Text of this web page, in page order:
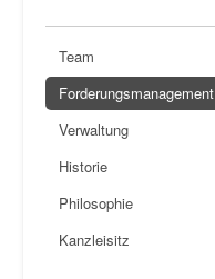
Kanzlei
Anwälte
Team
Forderungsmanagement
Verwaltung
Historie
Philosophie
Kanzleisitz